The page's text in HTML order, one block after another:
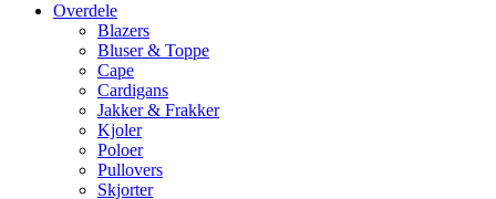
Overdele
Blazers
Bluser & Toppe
Cape
Cardigans
Jakker & Frakker
Kjoler
Poloer
Pullovers
Skjorter